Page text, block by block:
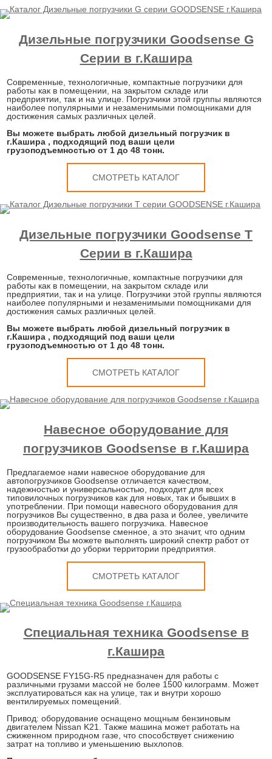
Дизельные погрузчики Goodsense G
Серии в г.Кашира
Современные, технологичные, компактные погрузчики для
работы как в помещении, на закрытом складе или
предприятии, так и на улице. Погрузчики этой группы являются
наиболее популярными и незаменимыми помощниками для
достижения самых различных целей.
Вы можете выбрать любой дизельный погрузчик в
г.Кашира , подходящий под ваши цели
грузоподъемностью от 1 до 48 тонн.
СМОТРЕТЬ КАТАЛОГ
Дизельные погрузчики Goodsense T
Серии в г.Кашира
Современные, технологичные, компактные погрузчики для
работы как в помещении, на закрытом складе или
предприятии, так и на улице. Погрузчики этой группы являются
наиболее популярными и незаменимыми помощниками для
достижения самых различных целей.
Вы можете выбрать любой дизельный погрузчик в
г.Кашира , подходящий под ваши цели
грузоподъемностью от 1 до 48 тонн.
СМОТРЕТЬ КАТАЛОГ
Навесное оборудование для
погрузчиков Goodsense в г.Кашира
Предлагаемое нами навесное оборудование для
автопогрузчиков Goodsense отличается качеством,
надежностью и универсальностью, подходит для всех
типовилочных погрузчиков как для новых, так и бывших в
употреблении. При помощи навесного оборудования для
погрузчиков Вы существенно, в два раза и более, увеличите
производительность вашего погрузчика. Навесное
оборудование Goodsense сменное, а это значит, что одним
погрузчиком Вы можете выполнять широкий спектр работ от
грузообработки до уборки территории предприятия.
СМОТРЕТЬ КАТАЛОГ
Специальная техника Goodsense в
г.Кашира
GOODSENSE FY15G-R5 предназначен для работы с
различными грузами массой не более 1500 килограмм. Может
эксплуатироваться как на улице, так и внутри хорошо
вентилируемых помещений.
Привод: оборудование оснащено мощным бензиновым
двигателем Nissan K21. Также машина может работать на
сжиженном природном газе, что способствует снижению
затрат на топливо и уменьшению выхлопов.